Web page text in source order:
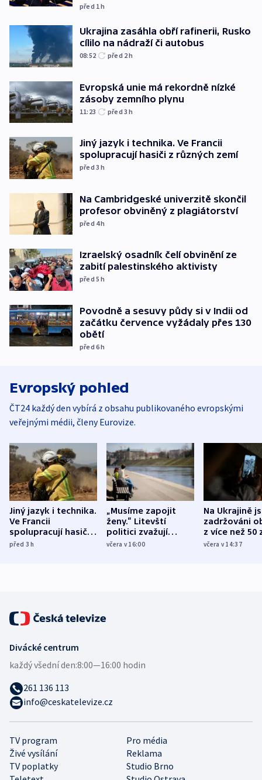
před 1h
Ukrajina zasáhla obří rafinerii, Rusko
cílilo na nádraží či autobus
08:52 před 2h
Evropská unie má rekordně nízké
zásoby zemního plynu
11:23 před 3h
Jiný jazyk i technika. Ve Francii
spolupracují hasiči z různých zemí
před 3h
Na Cambridgeské univerzitě skončil
profesor obviněný z plagiátorství
před 4h
Izraelský osadník čelí obvinění ze
zabití palestinského aktivisty
před 5h
Povodně a sesuvy půdy si v Indii od
začátku července vyžádaly přes 130
obětí
před 6h
Evropský pohled
ČT24 každý den vybírá z obsahu publikovaného evropskými
veřejnými médii, členy Eurovize.
Jiný jazyk i technika.
Ve Francii
spolupracují hasiči z
různých zemí
před 3h
„Musíme zapojit
ženy.“ Litevští
politici zvažují
dohodu o
včera v 16:00
Na Ukrajině
zadržováni
z více než 50
Bojovali na
včera v 14:37
TV program
Pro média
Živé vysílání
Reklama
TV poplatky
Studio Brno
Divácké centrum
každý všední den:8:00—16:00 hodin
261 136 113
info@ceskatelevize.cz